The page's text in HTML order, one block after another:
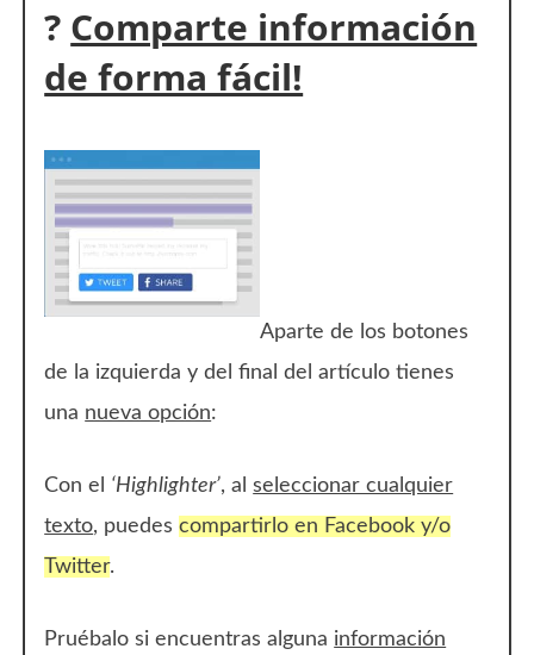
? Comparte información
de forma fácil!
Aparte de los botones
de la izquierda y del final del artículo tienes
una nueva opción:
Con el ‘Highlighter’, alseleccionar cualquier
texto, puedescompartirlo en Facebook y/o
Twitter.
Pruébalo si encuentras alguna información